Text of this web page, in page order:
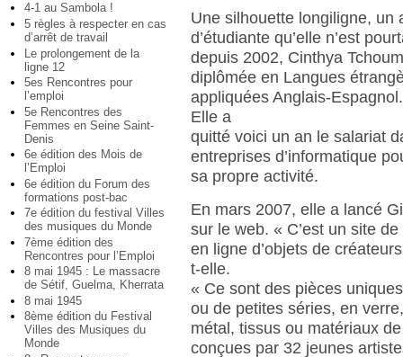
4-1 au Sambola !
5 règles à respecter en cas
d’arrêt de travail
Le prolongement de la
ligne 12
5es Rencontres pour
l’emploi
5e Rencontres des
Femmes en Seine Saint-
Denis
6e édition des Mois de
l’Emploi
6e édition du Forum des
formations post-bac
7e édition du festival Villes
des musiques du Monde
7ème édition des
Rencontres pour l’Emploi
8 mai 1945 : Le massacre
de Sétif, Guelma, Kherrata
8 mai 1945
8ème édition du Festival
Villes des Musiques du
Monde
Une silhouette longiligne, un
d’étudiante qu’elle n’est
depuis 2002, Cinthya
diplômée en Langues
appliquées Anglais-Espagnol.
Elle a
quitté voici un an le salariat
entreprises d’informatique
sa propre activité.
En mars 2007, elle a lancé
sur le web. « C’est un site
en ligne d’objets de
t-elle.
« Ce sont des pièces uniques
ou de petites séries, en
métal, tissus ou matériaux
conçues par 32 jeunes